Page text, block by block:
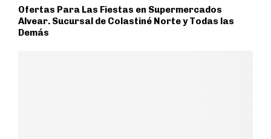
Ofertas Para Las Fiestas en Supermercados
Alvear. Sucursal de Colastiné Norte y Todas las
Demás